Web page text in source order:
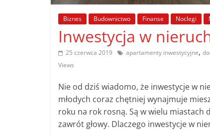
wskazówki
poradniki
każdy
temat
Biznes Budownictwo Finanse Noclegi
Inwestycja w
25 czerwca 2019 apartamenty inwestycyjne,
Views
Nie od dziś wiadomo, że inwestycje w
młodych coraz chętniej wynajmuje
roku na rok rosną. Są w wielu miastach
zawrót głowy. Dlaczego inwestycje w